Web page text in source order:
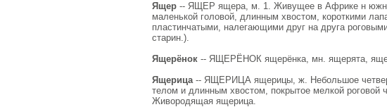
Ящер-- ЯЩЕР ящера, м. 1. Живущее в Африке н
маленькой головой, длинным хвостом, короткими
пластинчатыми, налегающими друг на друга
старин.).
Ящерёнок-- ЯЩЕРЁНОК ящерёнка, мн. ящерята,
Ящерица-- ЯЩЕРИЦА ящерицы, ж. Небольшое
телом и длинным хвостом, покрытое мелкой
Живородящая ящерица.